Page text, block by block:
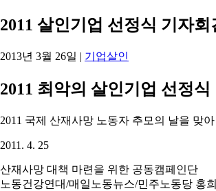
2011 살인기업 선정식 기자회
2013년 3월 26일 | 기업살인
2011 최악의 살인기업 선정식
2011 국제 산재사망 노동자 추모의 날을 맞아
2011. 4. 25
산재사망 대책 마련을 위한 공동캠페인단
노동건강연대/매일노동뉴스/민주노동당 홍